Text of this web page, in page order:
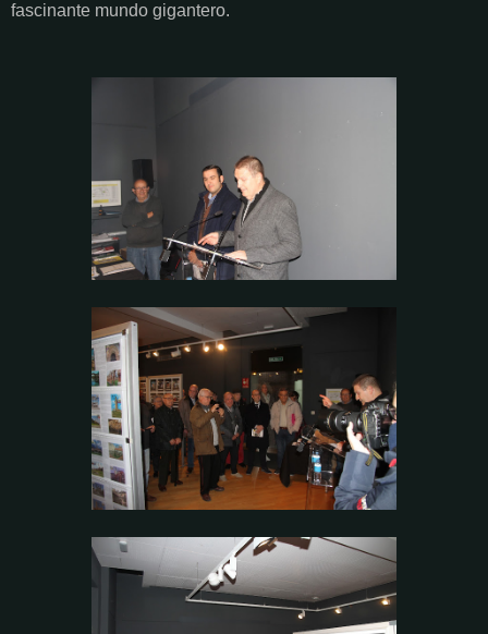
fascinante mundo gigantero.